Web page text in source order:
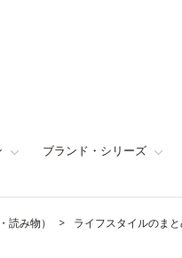
ブランド・シリーズ
読み物） ライフスタイルのま